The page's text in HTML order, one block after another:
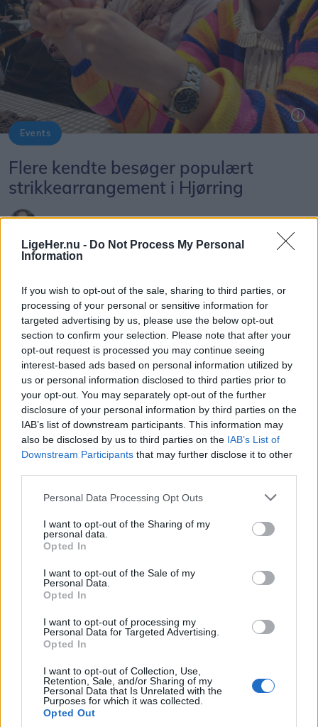
LigeHer.nu - Do Not Process My Personal
Information
If you wish to opt-out of the sale, sharing to third parties, or
processing of your personal or sensitive information for
targeted advertising by us, please use the below opt-out
section to confirm your selection. Please note that after your
opt-out request is processed you may continue seeing
interest-based ads based on personal information utilized by
us or personal information disclosed to third parties prior to
your opt-out. You may separately opt-out of the further
disclosure of your personal information by third parties on the
IAB’s list of downstream participants. This information may
also be disclosed by us to third parties on the IAB’s List of
Downstream Participants that may further disclose it to other
Personal Data Processing Opt Outs
I want to opt-out of the Sharing of my
personal data.
Opted In
I want to opt-out of the Sale of my
Personal Data.
Opted In
I want to opt-out of processing my
Personal Data for Targeted Advertising.
Opted In
I want to opt-out of Collection, Use,
Retention, Sale, and/or Sharing of my
Personal Data that Is Unrelated with the
Purposes for which it was collected.
Opted Out
Events
Flere kendte besøger populært
strikkearrangement i Hjørring
Bettina Hvidberg
Følg os på Discover
HJØRRING: Strikkepindene kommer til at gløde,
når Det Gamle Rådhus i Hjørring 22. august
danner rammen om en dag fyldt med inspiration,
workshops og foredrag.
Men arrangementet handler om meget mere end
garn og masker.
Bag dagen står Soroptimist International Hjørring
og Garnhulen Hjørring, som ønsker at sætte fokus
på, hvordan kreative fællesskaber kan være med
til at styrke den mentale sundhed og skabe nye
relationer.
- Strik handler ikke kun om det færdige resultat.
For mange er det en måde at finde ro, møde
lyder tanken bag arrangementet.
Masser af inspiration
Dagen byder på besøg af flere kendte navne fra
strikkeuniverset.
Vis mere